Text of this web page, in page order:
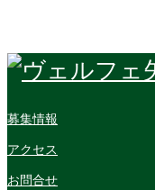
募集情報
アクセス
お問合せ